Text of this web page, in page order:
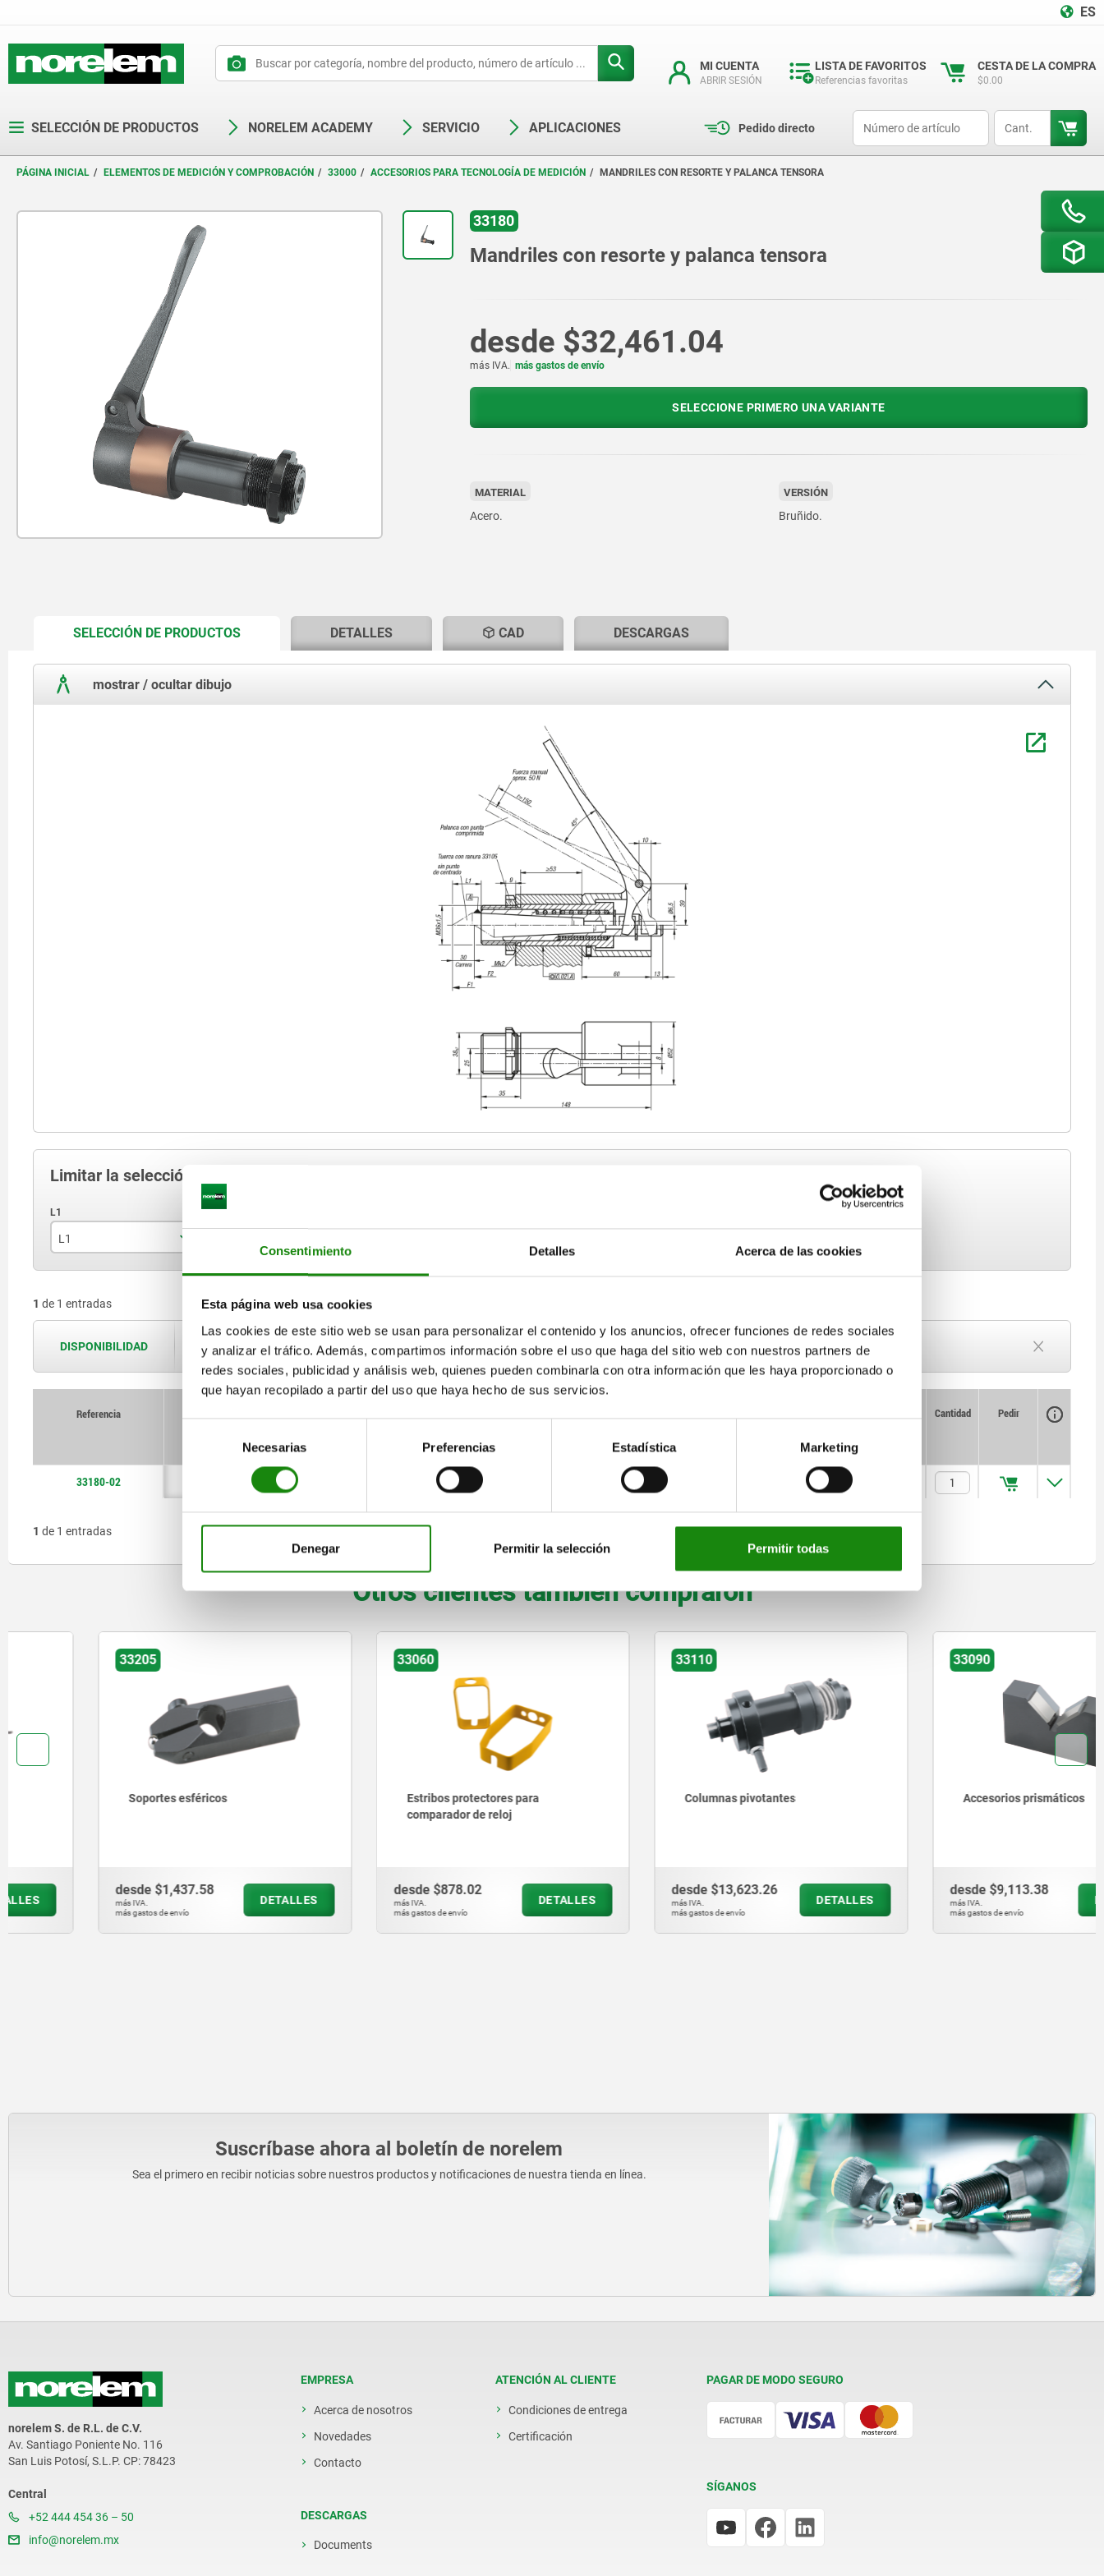
Consentimiento Detalles Acerca de las cookies
Esta página web usa cookies
Las cookies de este sitio web se usan para personalizar el contenido y los anuncios, ofrecer funciones de redes sociales
y analizar el tráfico. Además, compartimos información sobre el uso que haga del sitio web con nuestros partners de
redes sociales, publicidad y análisis web, quienes pueden combinarla con otra información que les haya proporcionado o
que hayan recopilado a partir del uso que haya hecho de sus servicios.
consentimiento
Necesarias Preferencias Estadística Marketing
Denegar Permitir la selección Permitir todas
ES
MI CUENTA
ABRIR SESIÓN
LISTA DE FAVORITOS
Referencias favoritas
CESTA DE LA COMPRA
$0.00
SELECCIÓN DE PRODUCTOS NORELEM ACADEMY SERVICIO APLICACIONES Pedido directo
PÁGINA INICIAL ELEMENTOS DE MEDICIÓN Y COMPROBACIÓN 33000 ACCESORIOS PARA TECNOLOGÍA DE MEDICIÓN MANDRILES CON RESORTE Y PALANCA TENSORA
33180
Mandriles con resorte y palanca tensora
desde $32,461.04
más IVA. más gastos de envío
SELECCIONE PRIMERO UNA VARIANTE
MATERIAL
Acero.
VERSIÓN
Bruñido.
SELECCIÓN DE PRODUCTOSCURRENT
DETALLES CAD DESCARGAS
mostrar / ocultar dibujo
Limitar la selección de artículos
L1
324149 100 150
1 de 1 entradas
DISPONIBILIDAD Las disponibilidades se actualizan varias veces al día a intervalos regulares.
15-17 días
Plazo de entrega a petición
17+ días
Actualmente agotado
Referencia
Cantidad Pedir
33180-02 150
1 de 1 entradas
Otros clientes también compraron
Soportes esféricos
desde $1,437.58
más IVA.
más gastos de envío
DETALLES
Estribos protectores para
comparador de reloj
desde
más IVA.
más gastos de envío
Columnas pivotantes
desde $13,623.26
más IVA.
más gastos de envío
DETALLES
Accesorios prismáticos
desde $9,113.38
más IVA.
más gastos de envío
DETALLES
Suscríbase ahora al boletín de norelem
Sea el primero en recibir noticias sobre nuestros productos y notificaciones de nuestra tienda en línea.
norelem S. de R.L. de C.V.
Av. Santiago Poniente No. 116
San Luis Potosí, S.L.P. CP: 78423
Central
+52 444 454 36 – 50
info@norelem.mx
EMPRESA
Acerca de nosotros
Novedades
Contacto
DESCARGAS
Documents
ATENCIÓN AL CLIENTE
Condiciones de entrega
Certificación
PAGAR DE MODO SEGURO
SÍGANOS